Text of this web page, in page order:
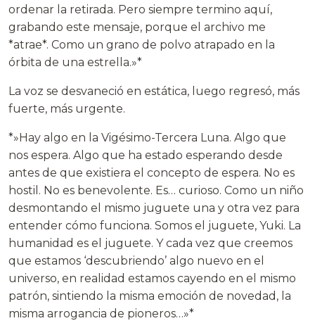
ordenar la retirada. Pero siempre termino aquí,
grabando este mensaje, porque el archivo me
*atrae*. Como un grano de polvo atrapado en la
órbita de una estrella.»*
La voz se desvaneció en estática, luego regresó, más
fuerte, más urgente.
*»Hay algo en la Vigésimo-Tercera Luna. Algo que
nos espera. Algo que ha estado esperando desde
antes de que existiera el concepto de espera. No es
hostil. No es benevolente. Es… curioso. Como un niño
desmontando el mismo juguete una y otra vez para
entender cómo funciona. Somos el juguete, Yuki. La
humanidad es el juguete. Y cada vez que creemos
que estamos ‘descubriendo’ algo nuevo en el
universo, en realidad estamos cayendo en el mismo
patrón, sintiendo la misma emoción de novedad, la
misma arrogancia de pioneros…»*